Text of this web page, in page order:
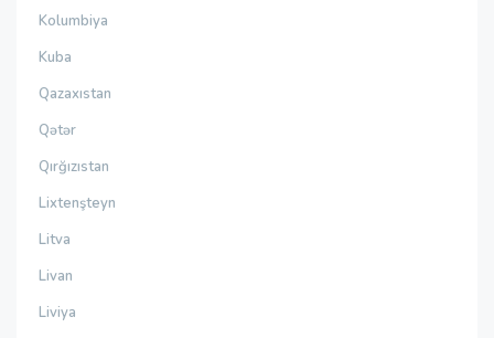
Kolumbiya
Kuba
Qazaxıstan
Qətər
Qırğızıstan
Lixtenşteyn
Litva
Livan
Liviya